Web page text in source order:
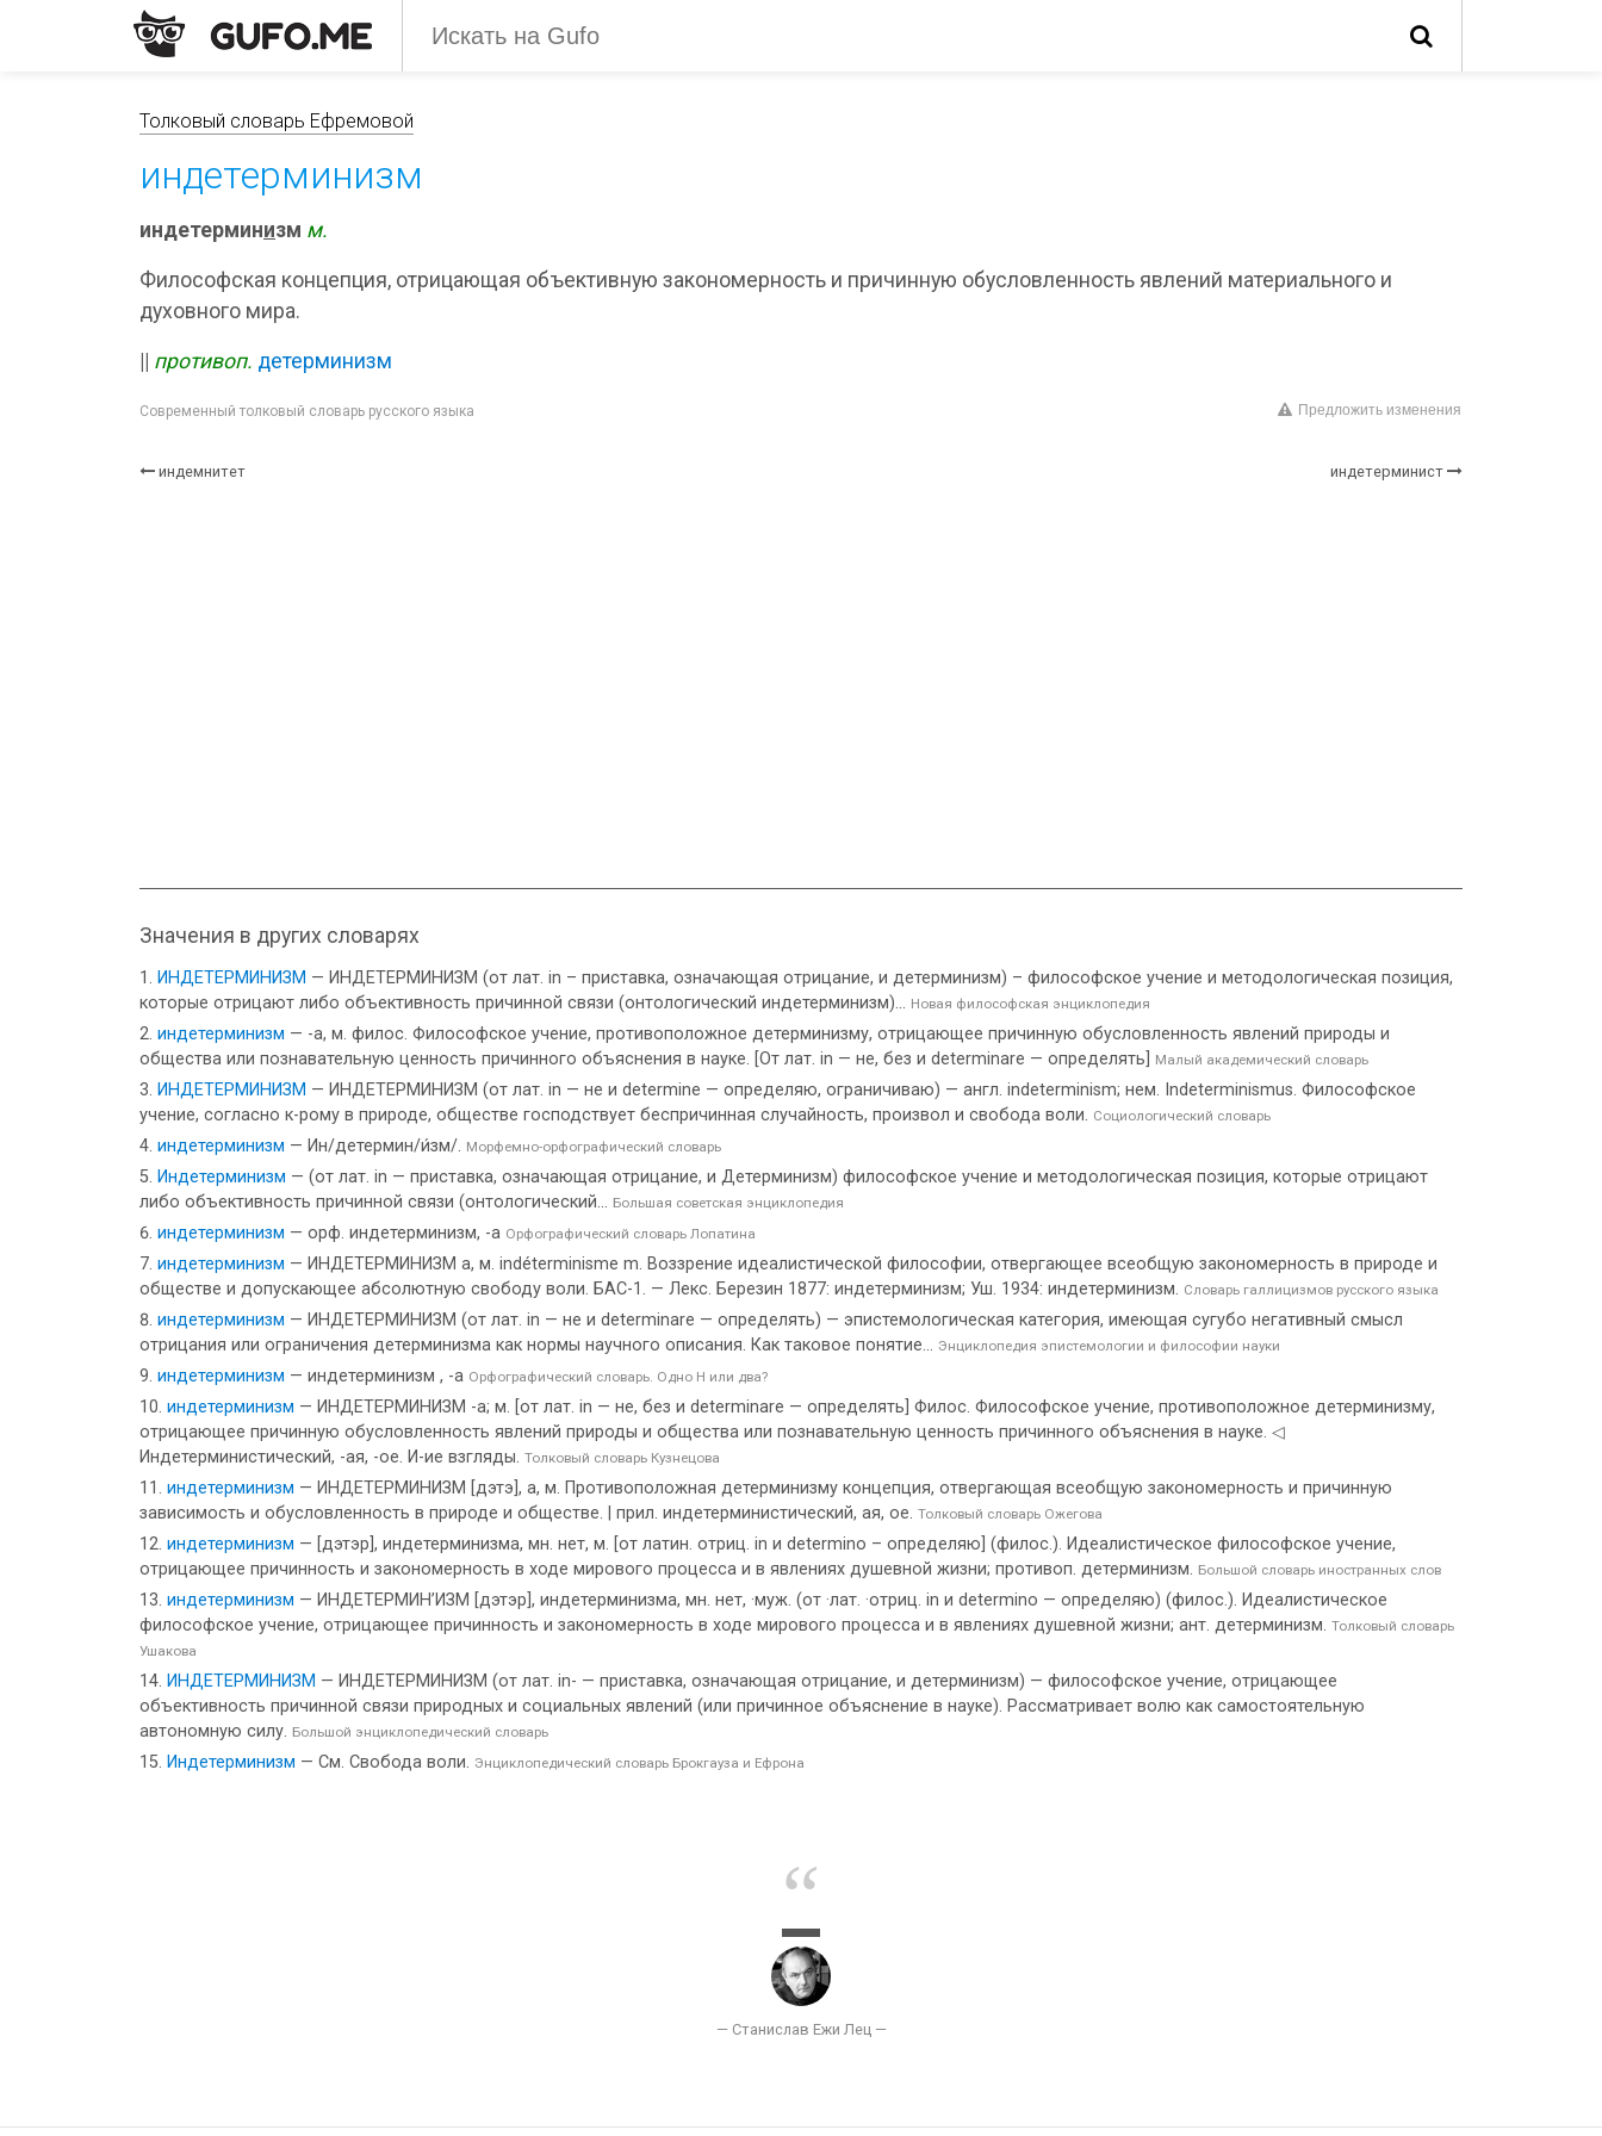
Толковый словарь Ефремовой
индетерминизм
индетерминизм м.
Философская концепция, отрицающая объективную закономерность и причинную обусловленность явлений материального и
духовного мира.
противоп. детерминизм
Современный толковый словарь русского языка Предложить изменения
индемнитет индетерминист
Значения в других словарях
ИНДЕТЕРМИНИЗМ — ИНДЕТЕРМИНИЗМ (от лат. in – приставка, означающая отрицание, и детерминизм) – философское учение и методологическая позиция,
которые отрицают либо объективность причинной связи (онтологический индетерминизм)... Новая философская энциклопедия
индетерминизм — -а, м. филос. Философское учение, противоположное детерминизму, отрицающее причинную обусловленность явлений природы и
общества или познавательную ценность причинного объяснения в науке. [От лат. in — не, без и determinare — определять]
Малый академический словарь
ИНДЕТЕРМИНИЗМ — ИНДЕТЕРМИНИЗМ (от лат. in — не и determine — определяю, ограничиваю) — англ. indeterminism; нем. Indeterminismus. Философское
учение, согласно к-рому в природе, обществе господствует беспричинная случайность, произвол и свобода воли. Социологический словарь
индетерминизм — Ин/детермин/и́зм/. Морфемно-орфографический словарь
Индетерминизм — (от лат. in — приставка, означающая отрицание, и Детерминизм) философское учение и методологическая позиция, которые отрицают
либо объективность причинной связи (онтологический... Большая советская энциклопедия
индетерминизм — орф. индетерминизм, -а Орфографический словарь Лопатина
индетерминизм — ИНДЕТЕРМИНИЗМ а, м. indéterminisme m. Воззрение идеалистической философии, отвергающее всеобщую закономерность в природе и
обществе и допускающее абсолютную свободу воли. БАС-1. — Лекс. Березин 1877: индетерминизм; Уш. 1934: индетерминизм. Словарь галлицизмов русского языка
индетерминизм — ИНДЕТЕРМИНИЗМ (от лат. in — не и determinare — определять) — эпистемологическая категория, имеющая сугубо негативный смысл
отрицания или ограничения детерминизма как нормы научного описания. Как таковое понятие... Энциклопедия эпистемологии и философии науки
индетерминизм — индетерминизм , -а Орфографический словарь. Одно Н или два?
индетерминизм — ИНДЕТЕРМИНИЗМ -а; м. [от лат. in — не, без и determinare — определять] Филос. Философское учение, противоположное детерминизму,
отрицающее причинную обусловленность явлений природы и общества или познавательную ценность причинного объяснения в науке. ◁
Индетерминистический, -ая, -ое. И-ие взгляды. Толковый словарь Кузнецова
индетерминизм — ИНДЕТЕРМИНИЗМ [дэтэ], а, м. Противоположная детерминизму концепция, отвергающая всеобщую закономерность и причинную
зависимость и обусловленность в природе и обществе. | прил. индетерминистический, ая, ое. Толковый словарь Ожегова
индетерминизм — [дэтэр], индетерминизма, мн. нет, м. [от латин. отриц. in и determino – определяю] (филос.). Идеалистическое философское учение,
отрицающее причинность и закономерность в ходе мирового процесса и в явлениях душевной жизни; противоп. детерминизм. Большой словарь иностранных слов
индетерминизм — ИНДЕТЕРМИН’ИЗМ [дэтэр], индетерминизма, мн. нет, ·муж. (от ·лат. ·отриц. in и determino — определяю) (филос.). Идеалистическое
философское учение, отрицающее причинность и закономерность в ходе мирового процесса и в явлениях душевной жизни; ант. детерминизм. Толковый словарь
Ушакова
ИНДЕТЕРМИНИЗМ — ИНДЕТЕРМИНИЗМ (от лат. in- — приставка, означающая отрицание, и детерминизм) — философское учение, отрицающее
объективность причинной связи природных и социальных явлений (или причинное объяснение в науке). Рассматривает волю как самостоятельную
автономную силу. Большой энциклопедический словарь
Индетерминизм — См. Свобода воли. Энциклопедический словарь Брокгауза и Ефрона